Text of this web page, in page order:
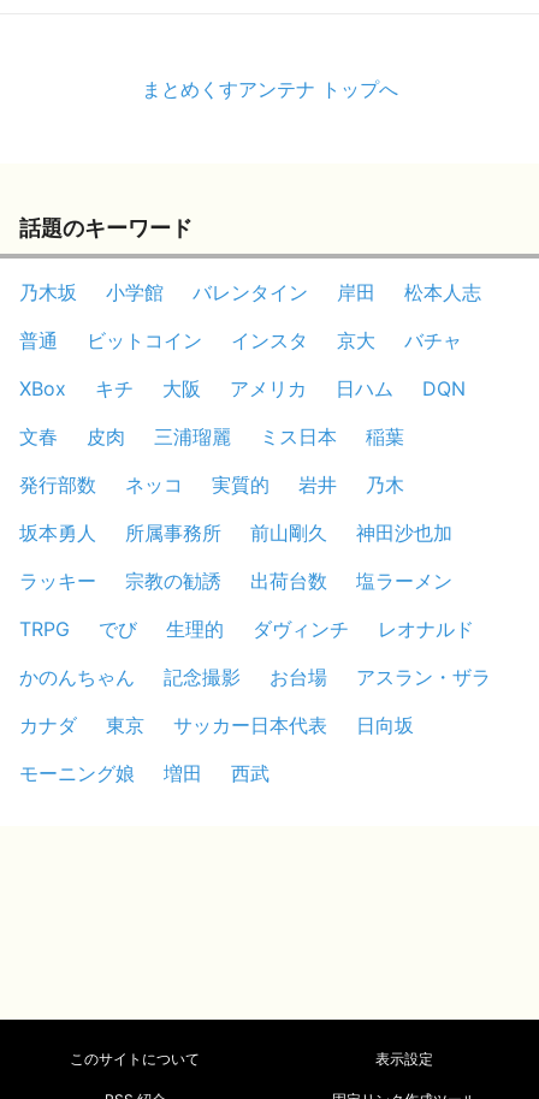
まとめくすアンテナ トップへ
話題のキーワード
乃木坂 小学館 バレンタイン 岸田
松本人志
普通
ビットコイン インスタ 京大
バチャ
XBox
キチ 大阪 アメリカ 日ハム
DQN
文春
皮肉 三浦瑠麗 ミス日本
稲葉
発行部数
ネッコ 実質的 岩井
乃木
坂本勇人
所属事務所 前山剛久
神田沙也加
ラッキー
宗教の勧誘 出荷台数
塩ラーメン
TRPG
でび 生理的 ダヴィンチ
レオナルド
かのんちゃん
記念撮影 お台場
アスラン・ザラ
カナダ
東京 サッカー日本代表
日向坂
モーニング娘
増田 西武
このサイトについて 表示設定